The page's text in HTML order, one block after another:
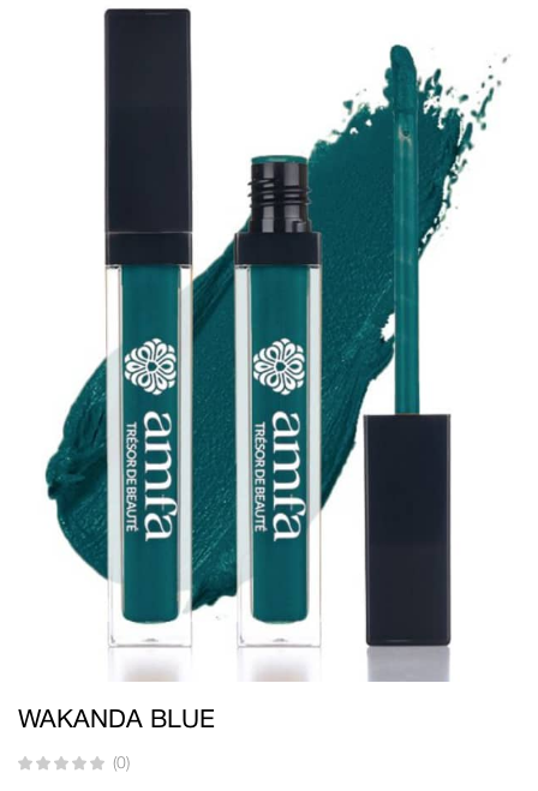
WAKANDA BLUE
(0)